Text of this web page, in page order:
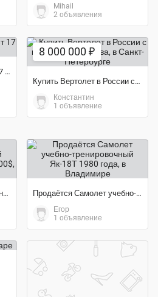
Mihail
2 объявления
Продам самолет - Як-18т 17 000$
8 000 000 ₽
Купить Вертолет в России с гарантией качества
Константин
1 объявление
Продам сельскохозяйственный самолет - Cessna-188 35000$ Продаётся Самолет учебно-тренировочный Як-18Т 1980 года
Егор
1 объявление